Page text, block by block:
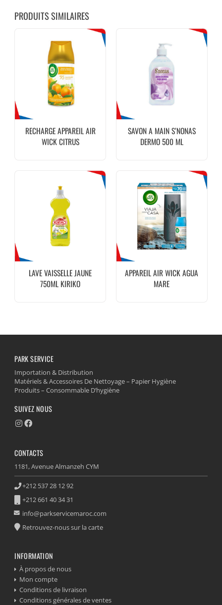
PRODUITS SIMILAIRES
RECHARGE APPAREIL AIR
WICK CITRUS
SAVON A MAIN S’NONAS
DERMO 500 ML
LAVE VAISSELLE JAUNE
750ML KIRIKO
APPAREIL AIR WICK AGUA
MARE
PARK SERVICE
Importation & Distribution
Matériels & Accessoires De Nettoyage – Papier Hygiène
Produits – Consommable D’hygiène
SUIVEZ NOUS
CONTACTS
1181, Avenue Almanzeh CYM
+212 537 28 12 92
+212 661 40 34 31
info@parkservicemaroc.com
Retrouvez-nous sur la carte
INFORMATION
À propos de nous
Mon compte
Conditions de livraison
Conditions générales de ventes